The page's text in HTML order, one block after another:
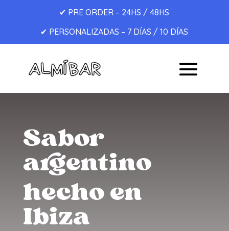
✔ PRE ORDER – 24HS / 48HS
✔ PERSONALIZADAS – 7 DÍAS / 10 DÍAS
Sabor
argentino
hecho en
Ibiza